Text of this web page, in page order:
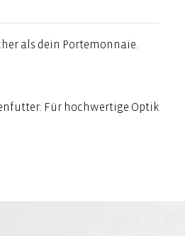
als dein Portemonnaie.
Für hochwertige Optik